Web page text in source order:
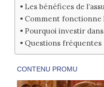
Les bénéfices de
Comment fonctionne
Pourquoi investir
Questions fréquentes